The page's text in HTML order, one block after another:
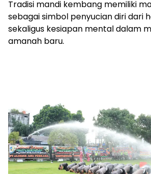
Tradisi mandi kembang memiliki
sebagai simbol penyucian diri dari
sekaligus kesiapan mental dalam
amanah baru.